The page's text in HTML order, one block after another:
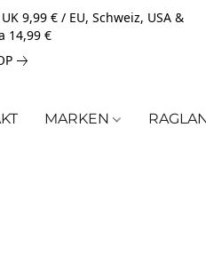
9,99 € / EU, Schweiz, USA &
14,99 €
MARKEN